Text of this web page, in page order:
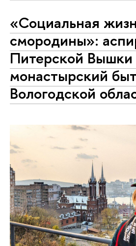
«Социальная
смородины»:
Питерской Вышки
монастырский
Вологодской